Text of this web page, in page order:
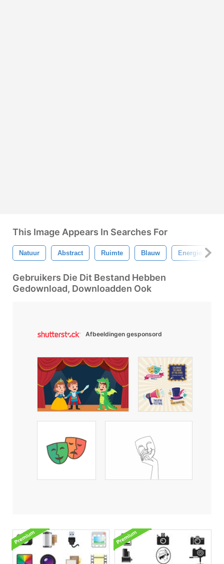
This Image Appears In Searches For
Natuur Abstract Ruimte Blauw Energie
Gebruikers Die Dit Bestand Hebben
Gedownload, Downloadden Ook
Afbeeldingen gesponsord